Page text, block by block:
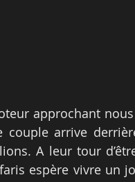
approchant
couple arrive
A leur tour
espère vivre un